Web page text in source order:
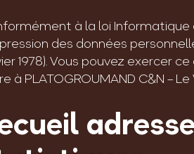
à la loi Informatique
des données
1978). Vous pouvez exercer
à PLATOGROUMAND C&N –